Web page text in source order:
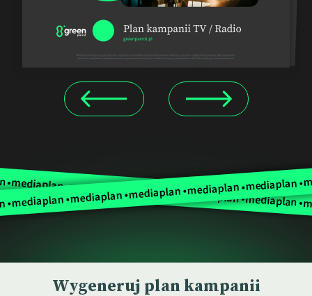
•mediaplan •mediaplan •mediaplan •mediaplan •mediaplan •
•mediaplan •mediaplan •mediaplan •mediaplan •mediaplan •
Wygeneruj plan kampanii